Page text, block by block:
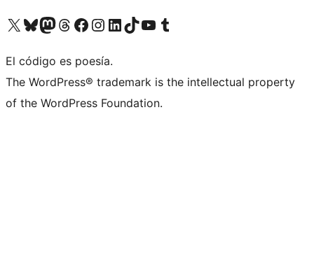
Visit our X (formerly Twitter) account
Visit our Bluesky account
Visit our Mastodon account
Visit our Threads account
Visita nuestra página de Facebook
Visita nuestra cuenta de Instagram
Visita nuestra cuenta de LinkedIn
Visit our TikTok account
Visita nuestro canal de YouTube
Visit our Tumblr account
El código es poesía.
The WordPress® trademark is the intellectual property
of the WordPress Foundation.